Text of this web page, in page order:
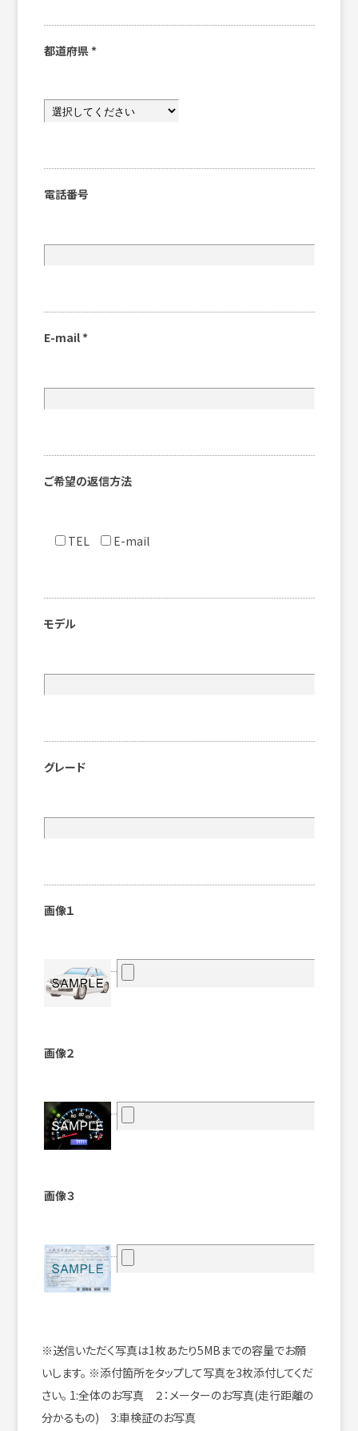
都道府県 *
電話番号
E-mail *
ご希望の返信方法
TEL E-mail
モデル
グレード
画像１
画像２
画像３
※送信いただく写真は1枚あたり5MBまでの容量でお願
いします。 ※添付箇所をタップして写真を3枚添付してくだ
さい。 1:全体のお写真 ２：メーターのお写真(走行距離の
分かるもの) 3:車検証のお写真